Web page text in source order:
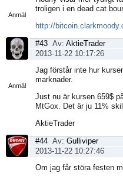
Anmäl
troligen i en dead cat
http://
Anmäl
#43 Av: AktieTrader
2013-11-22 10:17:26
Jag förstår inte hur
marknader.
Just nu är kursen 659$
MtGox. Det är ju 11%
AktieTrader
#44 Av: Gulliviper
2013-11-22 10:27:46
Om jag får störa festen